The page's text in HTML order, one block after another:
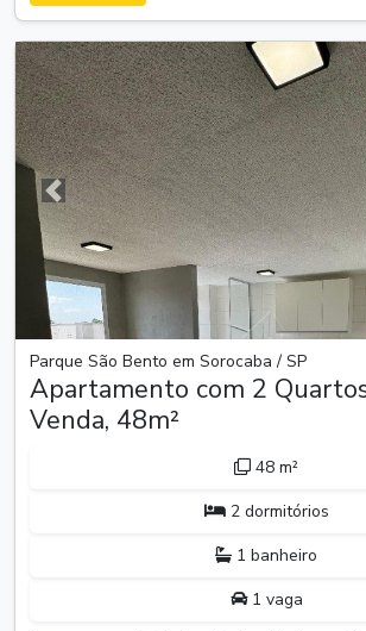
Anterior
Parque São Bento em Sorocaba / SP
Apartamento com 2
Venda, 48m²
48 m²
2 dormitórios
1 banheiro
1 vaga